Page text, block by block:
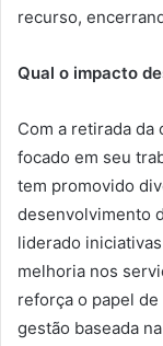
recurso,
Qual o impacto
Com a retirada da
focado em seu
tem promovido
desenvolvimento
liderado
melhoria nos
reforça o papel
gestão baseada